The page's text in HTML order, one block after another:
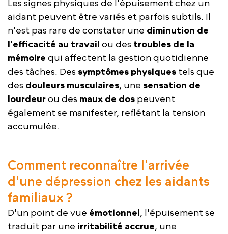
Les signes physiques de l'épuisement chez un
aidant peuvent être variés et parfois subtils. Il
n'est pas rare de constater une diminution de
l'efficacité au travail ou des troubles de la
mémoire qui affectent la gestion quotidienne
des tâches. Des symptômes physiques tels que
des douleurs musculaires, une sensation de
lourdeurou des maux de dos peuvent
également se manifester, reflétant la tension
accumulée.
Comment reconnaître l'arrivée
d'une dépression chez les aidants
familiaux ?
D'un point de vue émotionnel, l'épuisement se
traduit par une irritabilité accrue, une